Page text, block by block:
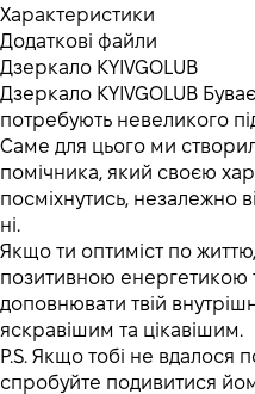
Характеристики
Додаткові файли
Дзеркало KYIVGOLUB
Дзеркало KYIVGOLUB
потребують невеликого
Саме для цього ми
помічника, який своєю
посміхнутись, незалежно
ні.
Якщо ти оптиміст по
позитивною енергетикою
доповнювати твій
яскравішим та цікавішим.
P.S. Якщо тобі не вдалося
спробуйте подивитися